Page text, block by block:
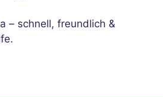
– schnell, freundlich &